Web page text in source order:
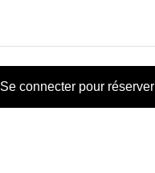
Se connecter pour réserver